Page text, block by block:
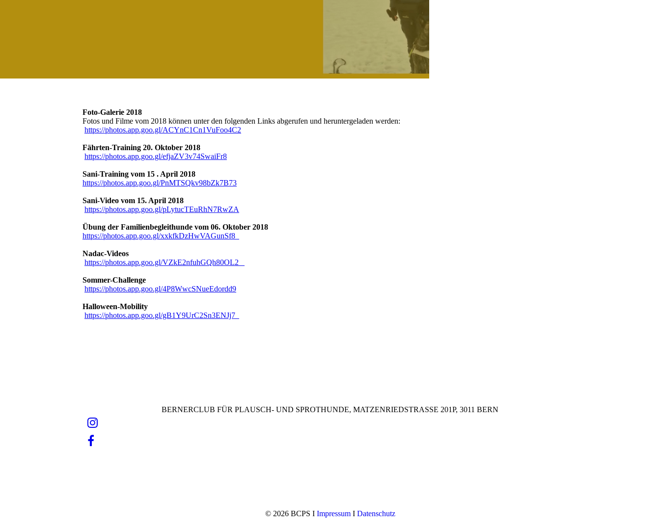
Foto-Galerie 2018
Fotos und Filme vom 2018 können unter den folgenden Links abgerufen und heruntergeladen werden:
https://photos.app.goo.gl/ACYnC1Cn1VuFoo4C2
Fährten-Training 20. Oktober 2018
https://photos.app.goo.gl/efjaZV3v74SwaiFr8
Sani-Training vom 15 . April 2018
https://photos.app.goo.gl/PnMTSQkv98bZk7B73
Sani-Video vom 15. April 2018
https://photos.app.goo.gl/pLytucTEuRhN7RwZA
Übung der Familienbegleithunde vom 06. Oktober 2018
https://photos.app.goo.gl/xxkfkDzHwVAGunSf8
Nadac-Videos
https://photos.app.goo.gl/VZkE2nfuhGQh80OL2
Sommer-Challenge
https://photos.app.goo.gl/4P8WwcSNueEdordd9
Halloween-Mobility
https://photos.app.goo.gl/gB1Y9UrC2Sn3ENJj7
BERNERCLUB FÜR PLAUSCH- UND SPROTHUNDE, MATZENRIEDSTRASSE 201P, 3011 BERN
© 2026 BCPS I ImpressumI Datenschutz